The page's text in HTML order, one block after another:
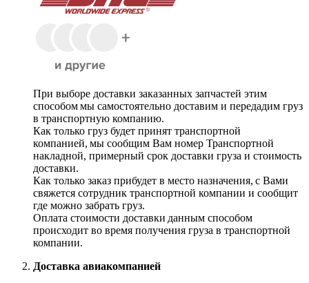
При выборе доставки заказанных запчастей этим
способом мы самостоятельно доставим и передадим груз
в транспортную компанию.
Как только груз будет принят транспортной
компанией, мы сообщим Вам номер Транспортной
накладной, примерный срок доставки груза и стоимость
доставки.
Как только заказ прибудет в место назначения, с Вами
свяжется сотрудник транспортной компании и сообщит
где можно забрать груз.
Оплата стоимости доставки данным способом
происходит во время получения груза в транспортной
компании.
Доставка авиакомпанией